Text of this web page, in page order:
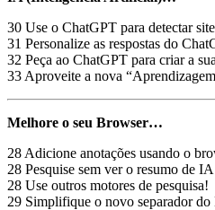
30 Use o ChatGPT para detectar
31 Personalize as respostas do
32 Peça ao ChatGPT para criar a
33 Aproveite a nova
Melhore o seu Browser…
28 Adicione anotações usando o
28 Pesquise sem ver o resumo de
28 Use outros motores de pesquisa!
29 Simplifique o novo separador do